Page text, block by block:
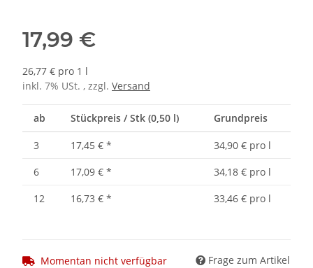
17,99 €
26,77 € pro 1 l
inkl. 7% USt. , zzgl. Versand
ab Stückpreis / Stk (0,50 l) Grundpreis
3 17,45 € *
34,90 € pro l
6
17,09 € *
34,18 € pro l
12
16,73 € * 33,46 € pro l
Momentan nicht verfügbar Frage zum Artikel